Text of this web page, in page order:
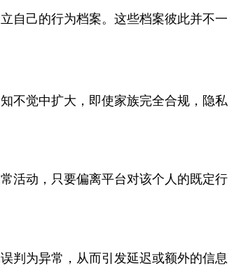
自己的行为档案。这些档案彼此并不一
不觉中扩大，即使家族完全合规，隐私
活动，只要偏离平台对该个人的既定行
判为异常，从而引发延迟或额外的信息